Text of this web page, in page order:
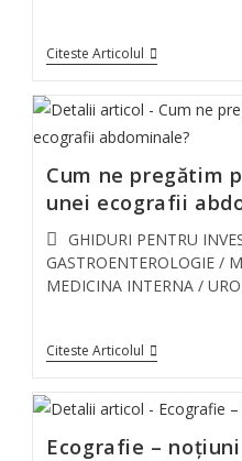
Citeste Articolul
Cum ne pregătim
unei ecografii
GHIDURI PENTRU
GASTROENTEROLOGIE /
MEDICINA INTERNA /
Citeste Articolul
Ecografie –